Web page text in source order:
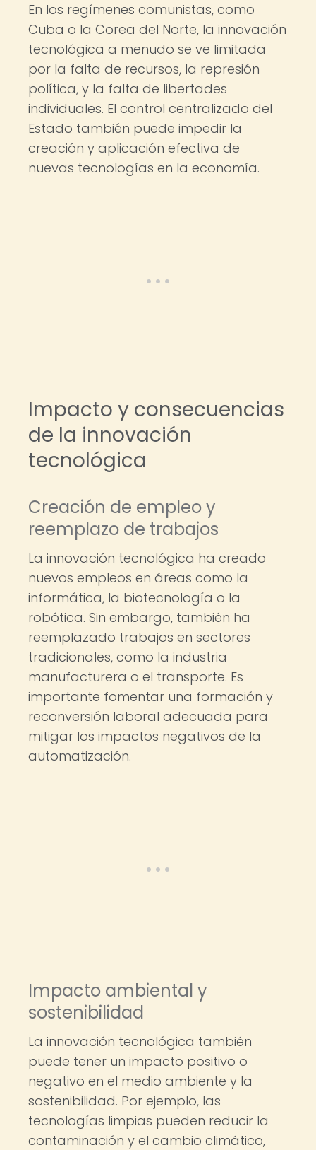
En los regímenes comunistas, como
Cuba o la Corea del Norte, la innovación
tecnológica a menudo se ve limitada
por la falta de recursos, la represión
política, y la falta de libertades
individuales. El control centralizado del
Estado también puede impedir la
creación y aplicación efectiva de
nuevas tecnologías en la economía.
Impacto y consecuencias
de la innovación
tecnológica
Creación de empleo y
reemplazo de trabajos
La innovación tecnológica ha creado
nuevos empleos en áreas como la
informática, la biotecnología o la
robótica. Sin embargo, también ha
reemplazado trabajos en sectores
tradicionales, como la industria
manufacturera o el transporte. Es
importante fomentar una formación y
reconversión laboral adecuada para
mitigar los impactos negativos de la
automatización.
Impacto ambiental y
sostenibilidad
La innovación tecnológica también
puede tener un impacto positivo o
negativo en el medio ambiente y la
sostenibilidad. Por ejemplo, las
tecnologías limpias pueden reducir la
contaminación y el cambio climático,